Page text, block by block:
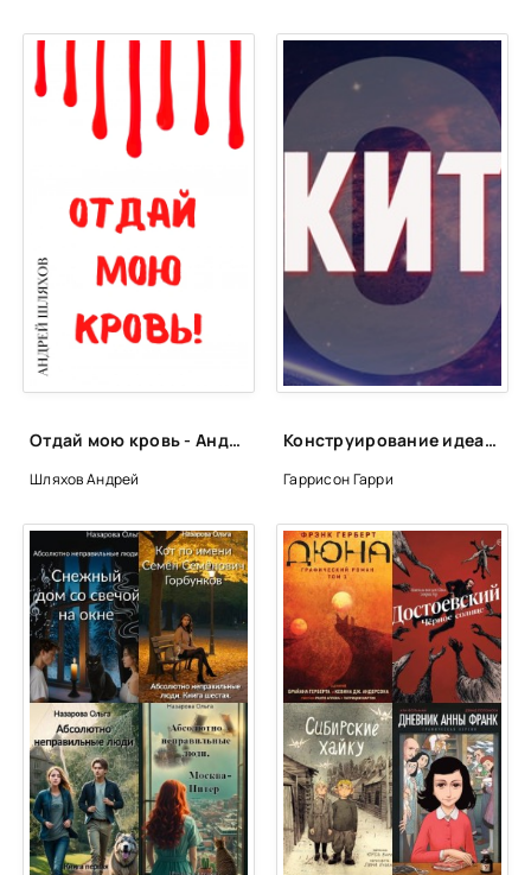
Отдай мою кровь - Андрей Шляхов
Шляхов Андрей
Конструирование идеальной тишины
Гаррисон Гарри